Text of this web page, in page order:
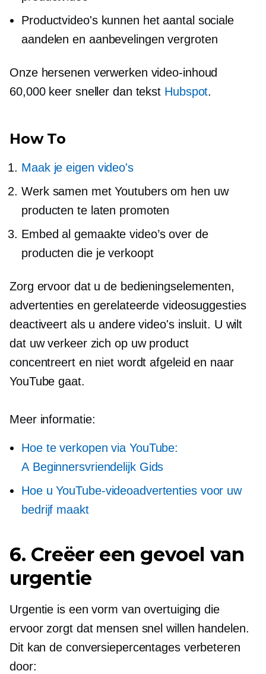
Productvideo's kunnen het aantal sociale
aandelen en aanbevelingen vergroten
Onze hersenen verwerken video-inhoud
60,000 keer sneller dan tekst Hubspot.
How To
Maak je eigen video's
Werk samen met Youtubers om hen uw
producten te laten promoten
Embed al gemaakte video’s over de
producten die je verkoopt
Zorg ervoor dat u de bedieningselementen,
advertenties en gerelateerde videosuggesties
deactiveert als u andere video's insluit. U wilt
dat uw verkeer zich op uw product
concentreert en niet wordt afgeleid en naar
YouTube gaat.
Meer informatie:
Hoe te verkopen via YouTube:
A BeginnersvriendelijkGids
Hoe u YouTube-videoadvertenties voor uw
bedrijf maakt
6. Creëer een gevoel van
urgentie
Urgentie is een vorm van overtuiging die
ervoor zorgt dat mensen snel willen handelen.
Dit kan de conversiepercentages verbeteren
door: